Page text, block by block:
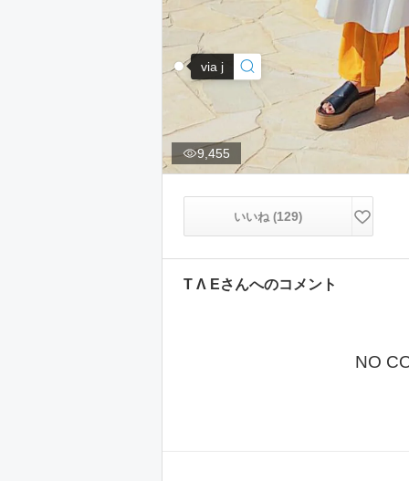
via j
9,455
いいね (129)
T Λ Eさんへのコメント
NO